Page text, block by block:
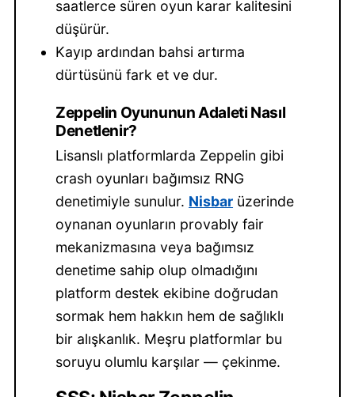
saatlerce süren oyun karar kalitesini
düşürür.
Kayıp ardından bahsi artırma
dürtüsünü fark et ve dur.
Zeppelin Oyununun Adaleti Nasıl
Denetlenir?
Lisanslı platformlarda Zeppelin gibi
crash oyunları bağımsız RNG
denetimiyle sunulur. Nisbar üzerinde
oynanan oyunların provably fair
mekanizmasına veya bağımsız
denetime sahip olup olmadığını
platform destek ekibine doğrudan
sormak hem hakkın hem de sağlıklı
bir alışkanlık. Meşru platformlar bu
soruyu olumlu karşılar — çekinme.